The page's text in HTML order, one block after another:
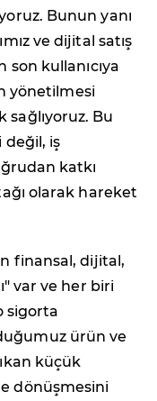
Bunun yanı
ve dijital satış
son kullanıcıya
yönetilmesi
Bu
değil, iş
katkı
olarak hareket
finansal, dijital,
var ve her biri
sigorta
ürün ve
küçük
dönüşmesini